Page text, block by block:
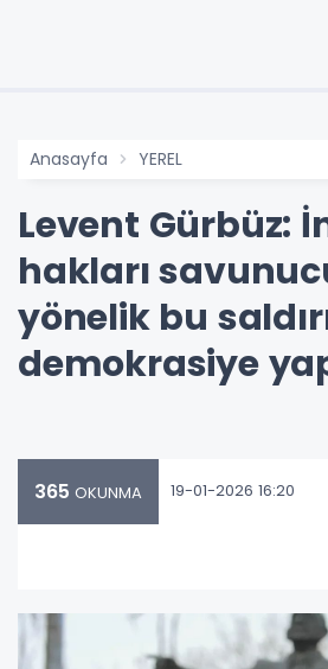
Anasayfa YEREL
Levent Gürbüz:
hakları
yönelik bu
demokrasiye
365 OKUNMA 19-01-2026 16:20